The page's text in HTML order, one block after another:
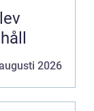
2026